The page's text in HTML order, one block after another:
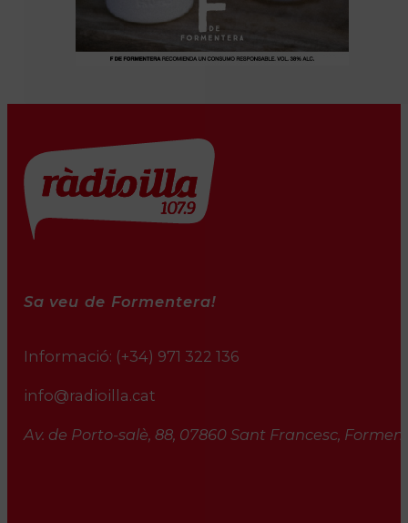
Sa veu de Formentera!
Informació: (+34) 971 322 136
info@radioilla.cat
Av. de Porto-salè, 88, 07860 Sant Francesc,